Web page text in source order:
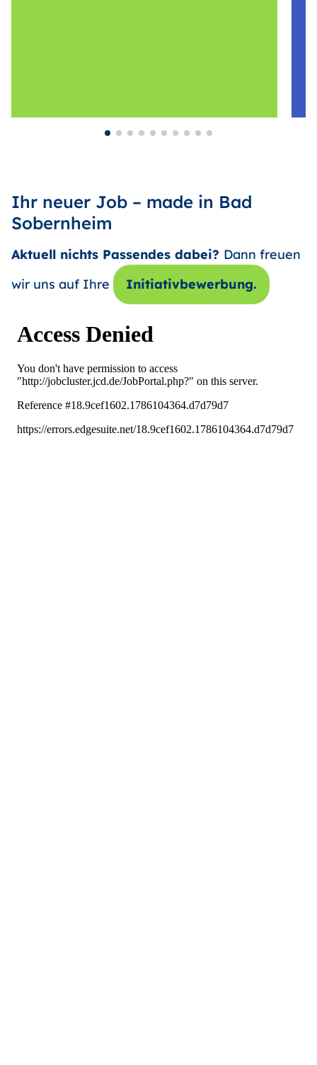
Ihr neuer Job – made in Bad
Sobernheim
Aktuell nichts Passendes dabei? Dann freuen
wir uns auf Ihre
Initiativbewerbung.